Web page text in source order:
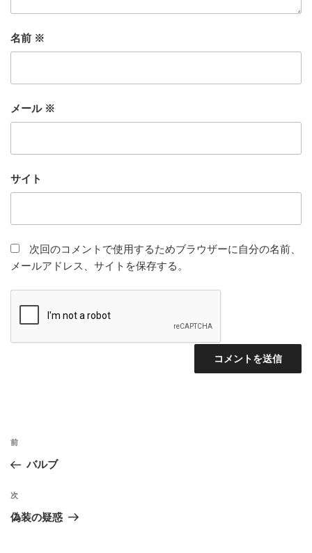
名前 ※
メール ※
サイト
次回のコメントで使用するためブラウザーに自分の名前、
メールアドレス、サイトを保存する。
投
ナ
ビ
ゲ
前
の
稿
前
バルブ
次
の
次
偽装の疑惑